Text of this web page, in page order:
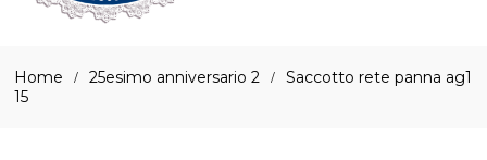
Home 25esimo anniversario 2
Saccotto rete panna ag1
15